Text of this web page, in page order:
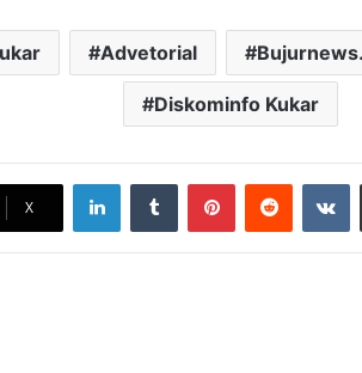
Advetorial
Diskominfo Kukar
X
LinkedInTumblr PinterestReddit